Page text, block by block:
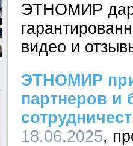
ЭТНОМИР
видео и
ЭТНОМИР
партнеров и
18.06.2025